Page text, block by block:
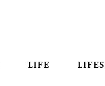
LIFE